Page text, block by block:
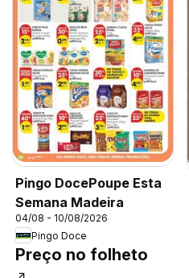
Pingo DocePoupe Esta
Semana Madeira
04/08 - 10/08/2026
Pingo Doce
Preço no folheto